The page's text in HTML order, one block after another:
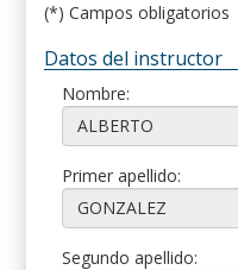
(*) Campos obligatorios
Datos del instructor
Nombre:
Primer apellido:
Segundo apellido: